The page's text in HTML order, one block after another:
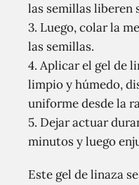
las semillas liberen
3. Luego, colar la
las semillas.
4. Aplicar el gel de
limpio y húmedo,
uniforme desde la
5. Dejar actuar
minutos y luego
Este gel de linaza